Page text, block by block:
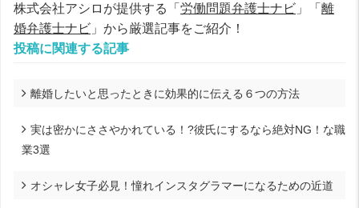
株式会社アシロが提供する「 労働問題弁護士ナビ 」「 離
婚弁護士ナビ 」から厳選記事をご紹介！
投稿に関連する記事
離婚したいと思ったときに効果的に伝える６つの方法
実は密かにささやかれている！?彼氏にするなら絶対NG！な職
業3選
オシャレ女子必見！憧れインスタグラマーになるための近道